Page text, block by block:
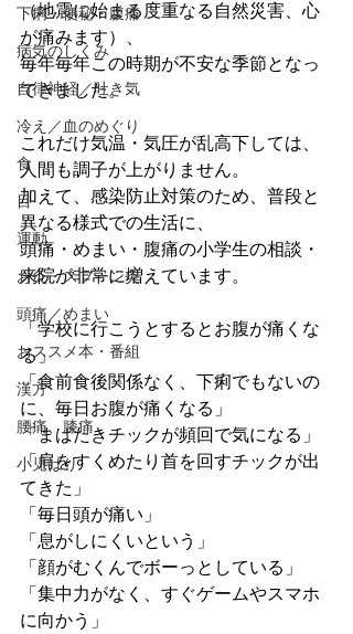
下痢・便秘・腹痛
病気のしくみ
自律神経／吐き気
冷え／血のめぐり
食
目
運動
お灸・スプーン灸
頭痛／めまい
おススメ本・番組
漢方
腰痛、膝痛
小児はり
（地震に始まる度重なる自然災害、心
が痛みます）、
毎年毎年この時期が不安な季節となっ
てきました。
これだけ気温・気圧が乱高下しては、
人間も調子が上がりません。
加えて、感染防止対策のため、普段と
異なる様式での生活に、
頭痛・めまい・腹痛の小学生の相談・
来院が非常に増えています。
「学校に行こうとするとお腹が痛くな
る」
「食前食後関係なく、下痢でもないの
に、毎日お腹が痛くなる」
「まばたきチックが頻回で気になる」
「肩をすくめたり首を回すチックが出
てきた」
「毎日頭が痛い」
「息がしにくいという」
「顔がむくんでボーっとしている」
「集中力がなく、すぐゲームやスマホ
に向かう」